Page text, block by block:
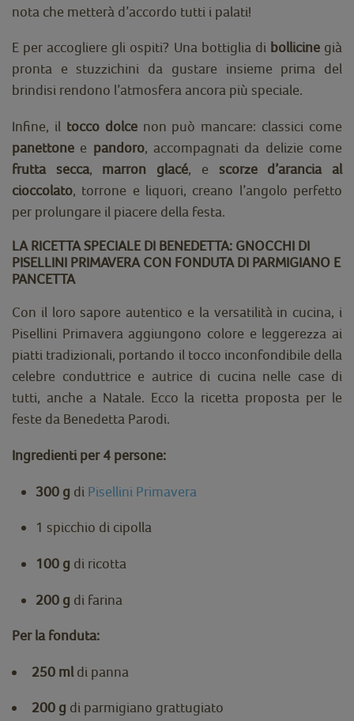
nota che metterà d’accordo tutti i palati!
E per accogliere gli ospiti? Una bottiglia di bollicinegià
pronta e stuzzichini da gustare insieme prima del
brindisi rendono l’atmosfera ancora più speciale.
Infine, il tocco dolcenon può mancare: classici come
panettone e pandoro, accompagnati da delizie come
frutta secca, marron glacé, e scorze d’arancia al
cioccolato, torrone e liquori, creano l’angolo perfetto
per prolungare il piacere della festa.
LA RICETTA SPECIALE DI BENEDETTA: GNOCCHI DI
PISELLINI PRIMAVERA CON FONDUTA DI PARMIGIANO E
PANCETTA
Con il loro sapore autentico e la versatilità in cucina, i
Pisellini Primavera aggiungono colore e leggerezza ai
piatti tradizionali, portando il tocco inconfondibile della
celebre conduttrice e autrice di cucina nelle case di
tutti, anche a Natale. Ecco la ricetta proposta per le
feste da Benedetta Parodi.
Ingredienti per 4 persone:
300 g di Pisellini Primavera
1 spicchio di cipolla
100 g di ricotta
200 g di farina
Per la fonduta:
250 ml di panna
200 g di parmigiano grattugiato